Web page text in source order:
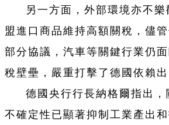
另一方面，外部環境亦不
盟進口商品維持高額關稅，儘
部分協議，汽車等關鍵行業仍
稅壁壘，嚴重打擊了德國依賴出
德國央行行長納格爾指出，
不確定性已顯著抑制工業產出和